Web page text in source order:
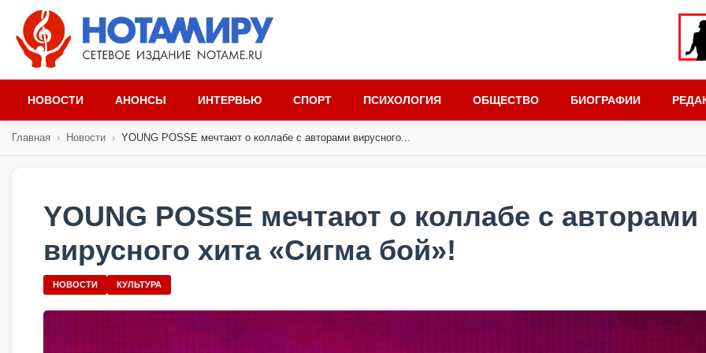
НОВОСТИ АНОНСЫ ИНТЕРВЬЮ СПОРТ ПСИХОЛОГИЯ ОБЩЕСТВО БИОГРАФИИ
Главная › Новости › YOUNG POSSE мечтают о коллабе с авторами вирусного...
YOUNG POSSE мечтают о коллабе с авторами
вирусного хита «Сигма бой»!
НОВОСТИ КУЛЬТУРА